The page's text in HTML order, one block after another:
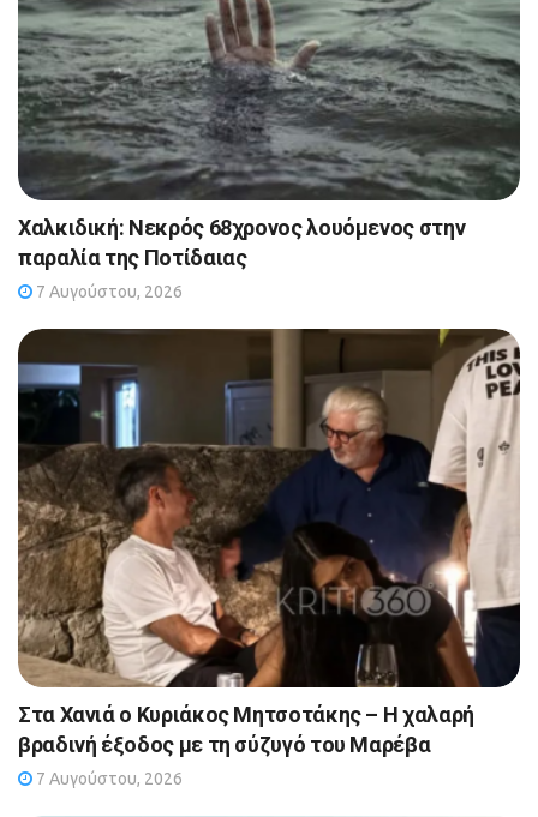
Χαλκιδική: Νεκρός 68χρονος λουόμενος στην
παραλία της Ποτίδαιας
7 Αυγούστου, 2026
Στα Χανιά ο Κυριάκος Μητσοτάκης – Η χαλαρή
βραδινή έξοδος με τη σύζυγό του Μαρέβα
7 Αυγούστου, 2026